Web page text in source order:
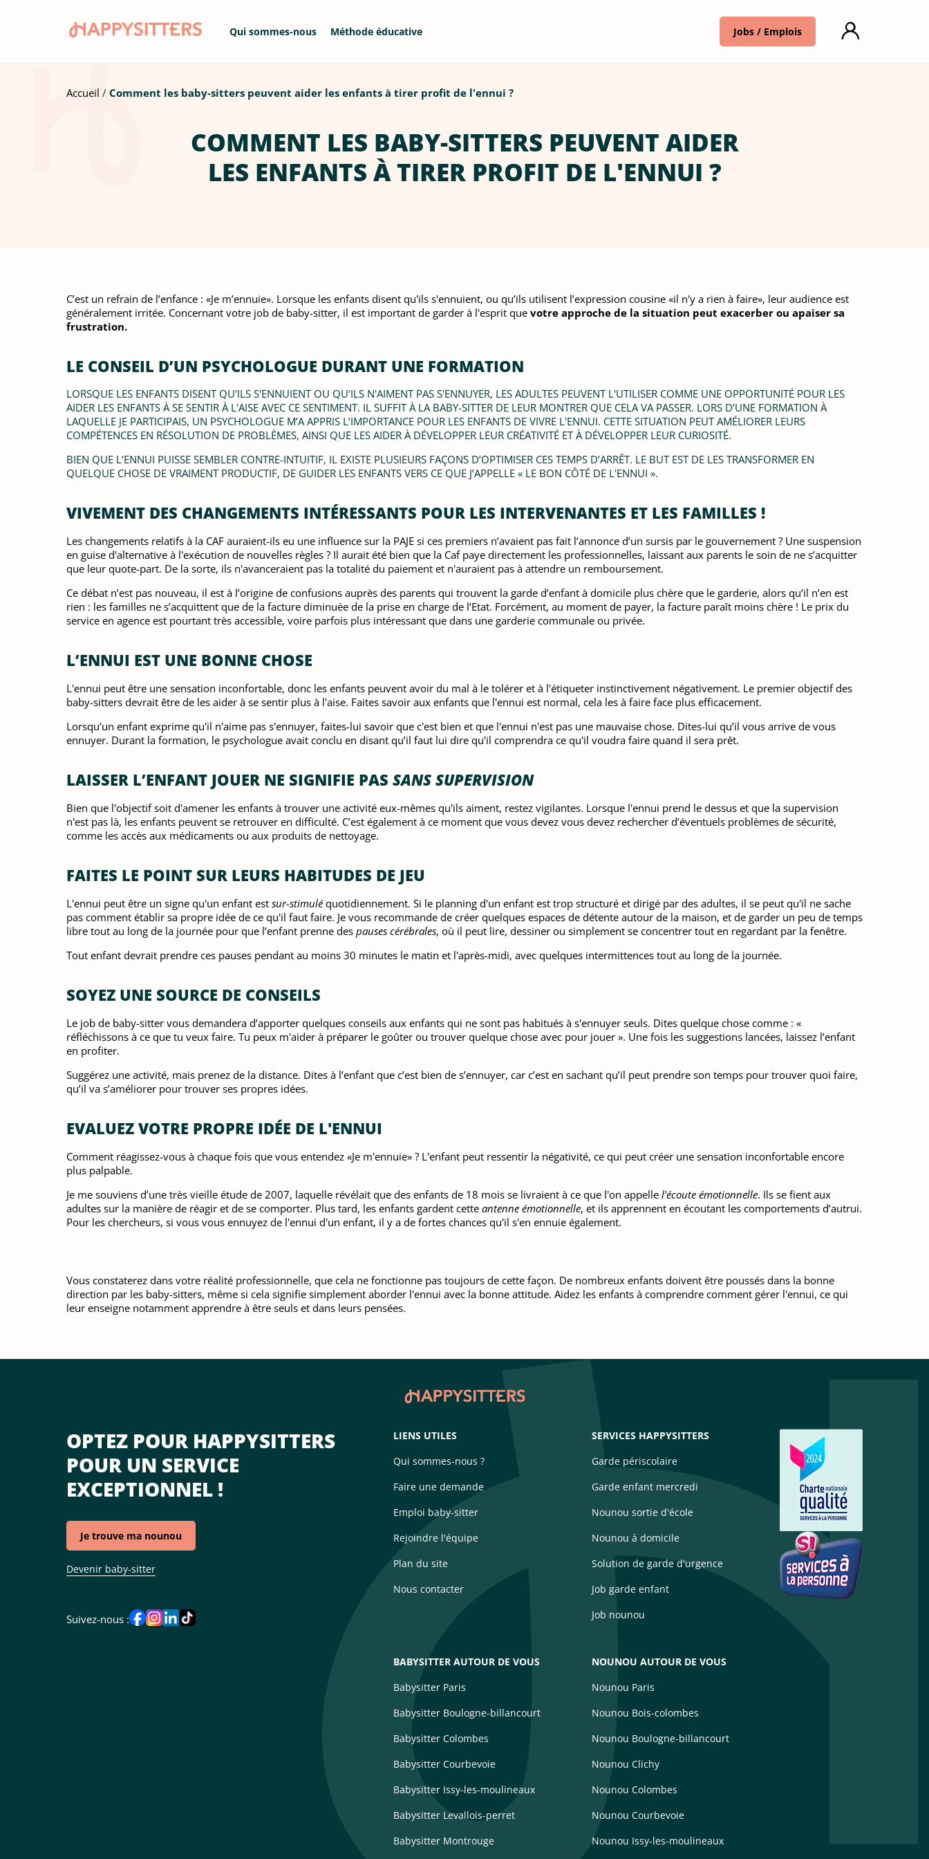
Jobs / Emplois
Qui sommes-nous Méthode éducative
Accueil Comment les baby-sitters peuvent aider les enfants à tirer profit de l'ennui ?
COMMENT LES BABY-SITTERS PEUVENT AIDER
LES ENFANTS À TIRER PROFIT DE L'ENNUI ?
C’est un refrain de l’enfance : «Je m’ennuie». Lorsque les enfants disent qu'ils s'ennuient, ou qu’ils utilisent l’expression cousine «il n'y a rien à faire», leur audience est
généralement irritée. Concernant votre job de baby-sitter, il est important de garder à l'esprit que votre approche de la situation peut exacerber ou apaiser sa
frustration.
LE CONSEIL D’UN PSYCHOLOGUE DURANT UNE FORMATION
LORSQUE LES ENFANTS DISENT QU'ILS S'ENNUIENTOU QU'ILS N'AIMENT PAS S'ENNUYER, LES ADULTES PEUVENT L'UTILISER COMME UNE OPPORTUNITÉ POUR LES
AIDER LES ENFANTS À SE SENTIR À L'AISE AVEC CE SENTIMENT. IL SUFFIT À LA BABY-SITTER DE LEUR MONTRER QUE CELA VA PASSER. LORS D’UNE FORMATION À
LAQUELLE JE PARTICIPAIS, UN PSYCHOLOGUE M’A APPRIS L’IMPORTANCE POUR LES ENFANTS DE VIVRE L'ENNUI. CETTE SITUATION PEUT AMÉLIORER LEURS
COMPÉTENCES EN RÉSOLUTION DE PROBLÈMES, AINSI QUE LES AIDER À DÉVELOPPER LEUR CRÉATIVITÉ ET À DÉVELOPPER LEUR CURIOSITÉ.
BIEN QUE L’ENNUI PUISSE SEMBLER CONTRE-INTUITIF, IL EXISTE PLUSIEURS FAÇONS D’OPTIMISER CES TEMPS D’ARRÊT. LE BUT EST DE LES TRANSFORMER EN
QUELQUE CHOSE DE VRAIMENT PRODUCTIF, DE GUIDER LES ENFANTS VERS CE QUE J’APPELLE « LE BON CÔTÉ DE L'ENNUI ».
VIVEMENT DES CHANGEMENTS INTÉRESSANTS POUR LES INTERVENANTES ET LES FAMILLES !
Les changements relatifs à la CAF auraient-ils eu une influence sur la PAJE si ces premiers n’avaient pas fait l’annonce d’un sursis par le gouvernement ? Une suspension
en guise d'alternative à l'exécution de nouvelles règles ? Il aurait été bien que la Caf paye directement les professionnelles, laissant aux parents le soin de ne s’acquitter
que leur quote-part. De la sorte, ils n'avanceraient pas la totalité du paiement et n'auraient pas à attendre un remboursement.
Ce débat n’est pas nouveau, il est à l’origine de confusions auprès des parents qui trouvent la garde d’enfant à domicile plus chère que le garderie, alors qu’il n’en est
rien : les familles ne s’acquittent que de la facture diminuée de la prise en charge de l’Etat. Forcément, au moment de payer, la facture paraît moins chère ! Le prix du
service en agence est pourtant très accessible, voire parfois plus intéressant que dans une garderie communale ou privée.
L’ENNUI EST UNE BONNE CHOSE
L'ennui peut être une sensation inconfortable, donc les enfants peuvent avoir du mal à le tolérer et à l'étiqueter instinctivement négativement. Le premier objectif des
baby-sitters devrait être de les aider à se sentir plus à l'aise. Faites savoir aux enfants que l'ennui est normal, cela les à faire face plus efficacement.
Lorsqu’un enfant exprime qu'il n'aime pas s'ennuyer, faites-lui savoir que c'est bien et que l'ennui n'est pas une mauvaise chose. Dites-lui qu’il vous arrive de vous
ennuyer. Durant la formation, le psychologue avait conclu en disant qu’il faut lui dire qu'il comprendra ce qu'il voudra faire quand il sera prêt.
LAISSER L’ENFANT JOUER NE SIGNIFIE PAS SANS SUPERVISION
Bien que l'objectif soit d'amener les enfants à trouver une activité eux-mêmes qu'ils aiment, restez vigilantes. Lorsque l'ennui prend le dessus et que la supervision
n'est pas là, les enfants peuvent se retrouver en difficulté. C’est également à ce moment que vous devez vous devez rechercher d’éventuels problèmes de sécurité,
comme les accès aux médicaments ou aux produits de nettoyage.
FAITES LE POINT SUR LEURS HABITUDES DE JEU
L'ennui peut être un signe qu'un enfant est sur-stimulé quotidiennement. Si le planning d'un enfant est trop structuré et dirigé par des adultes, il se peut qu'il ne sache
pas comment établir sa propre idée de ce qu'il faut faire. Je vous recommande de créer quelques espaces de détente autour de la maison, et de garder un peu de temps
libre tout au long de la journée pour que l’enfant prenne des pauses cérébrales, où il peut lire, dessiner ou simplement se concentrer tout en regardant par la fenêtre.
Tout enfant devrait prendre ces pauses pendant au moins 30 minutes le matin et l'après-midi, avec quelques intermittences tout au long de la journée.
SOYEZ UNE SOURCE DE CONSEILS
Le job de baby-sitter vous demandera d’apporter quelques conseils aux enfants qui ne sont pas habitués à s'ennuyer seuls. Dites quelque chose comme : «
réfléchissons à ce que tu veux faire. Tu peux m'aider à préparer le goûter ou trouver quelque chose avec pour jouer ». Une fois les suggestions lancées, laissez l’enfant
en profiter.
Suggérez une activité, mais prenez de la distance. Dites à l’enfant que c’est bien de s’ennuyer, car c’est en sachant qu’il peut prendre son temps pour trouver quoi faire,
qu’il va s’améliorer pour trouver ses propres idées.
EVALUEZ VOTRE PROPRE IDÉE DE L'ENNUI
Comment réagissez-vous à chaque fois que vous entendez «Je m'ennuie» ? L'enfant peut ressentir la négativité, ce qui peut créer une sensation inconfortable encore
plus palpable.
Je me souviens d’une très vieille étude de 2007, laquelle révélait que des enfants de 18 mois se livraient à ce que l'on appelle l'écoute émotionnelle. Ils se fient aux
adultes sur la manière de réagir et de se comporter. Plus tard, les enfants gardent cette antenne émotionnelle, et ils apprennent en écoutant les comportements d’autrui.
Pour les chercheurs, si vous vous ennuyez de l'ennui d'un enfant, il y a de fortes chances qu'il s'en ennuie également.
Vous constaterez dans votre réalité professionnelle, que cela ne fonctionne pas toujours de cette façon. De nombreux enfants doivent être poussés dans la bonne
direction par les baby-sitters, même si cela signifie simplement aborder l'ennui avec la bonne attitude. Aidez les enfants à comprendre comment gérer l'ennui, ce qui
leur enseigne notamment apprendre à être seuls et dans leurs pensées.
OPTEZ POUR HAPPYSITTERS
POUR UN SERVICE
EXCEPTIONNEL !
Je trouve ma nounou
Devenir baby-sitter
Suivez-nous :
LIENS UTILES
Qui sommes-nous ?
Faire une demande
Emploi baby-sitter
Rejoindre l'équipe
Plan du site
Nous contacter
SERVICES HAPPYSITTERS
Garde périscolaire
Garde enfant mercredi
Nounou sortie d'école
Nounou à domicile
Solution de garde d'urgence
Job garde enfant
Job nounou
BABYSITTER AUTOUR DE VOUS
Babysitter Paris
Babysitter Boulogne-billancourt
Babysitter Colombes
Babysitter Courbevoie
Babysitter Issy-les-moulineaux
Babysitter Levallois-perret
Babysitter Montrouge
NOUNOU AUTOUR DE VOUS
Nounou Paris
Nounou Bois-colombes
Nounou Boulogne-billancourt
Nounou Clichy
Nounou Colombes
Nounou Courbevoie
Nounou Issy-les-moulineaux